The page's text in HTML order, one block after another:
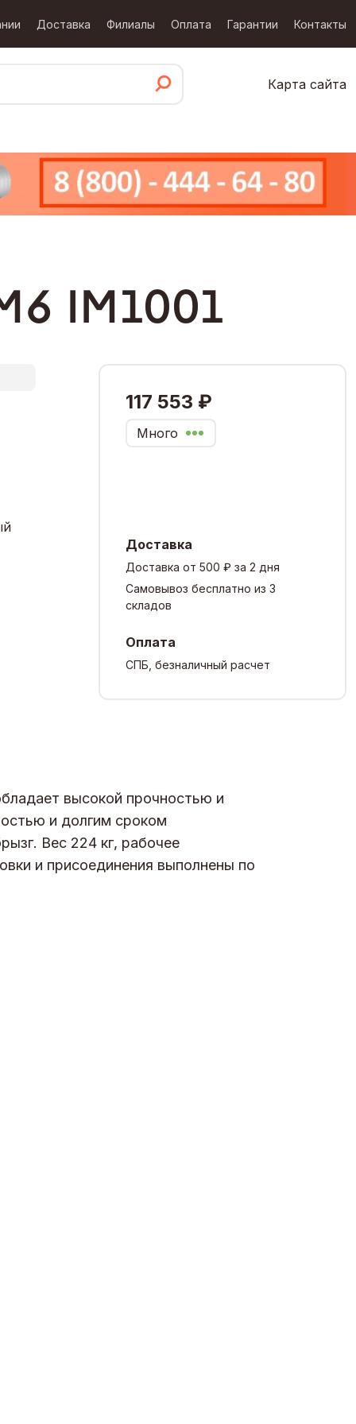
Доставка Филиалы Оплата Гарантии Контакты
Карта сайта
IM1001
117 553 ₽
Много
Доставка
Доставка от 500 ₽ за 2 дня
Самовывоз бесплатно из 3
складов
Оплата
СПБ, безналичный расчет
высокой прочностью и
и долгим сроком
Вес 224 кг, рабочее
и присоединения выполнены по